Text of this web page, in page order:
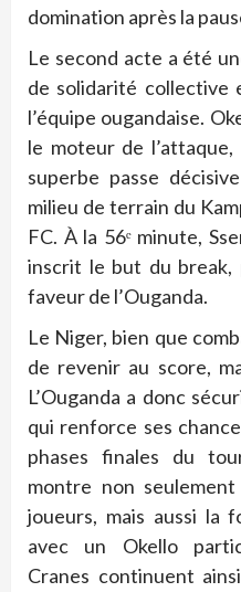
domination après la
Le second acte a été
de solidarité collective
l’équipe ougandaise.
le moteur de
superbe passe
milieu de terrain du
FC. À la 56ᵉ minute,
inscrit le but du
faveur de l’Ouganda.
Le Niger, bien que
de revenir au score,
L’Ouganda a donc
qui renforce ses
phases finales du
montre non
joueurs, mais aussi la
avec un Okello
Cranes continuent